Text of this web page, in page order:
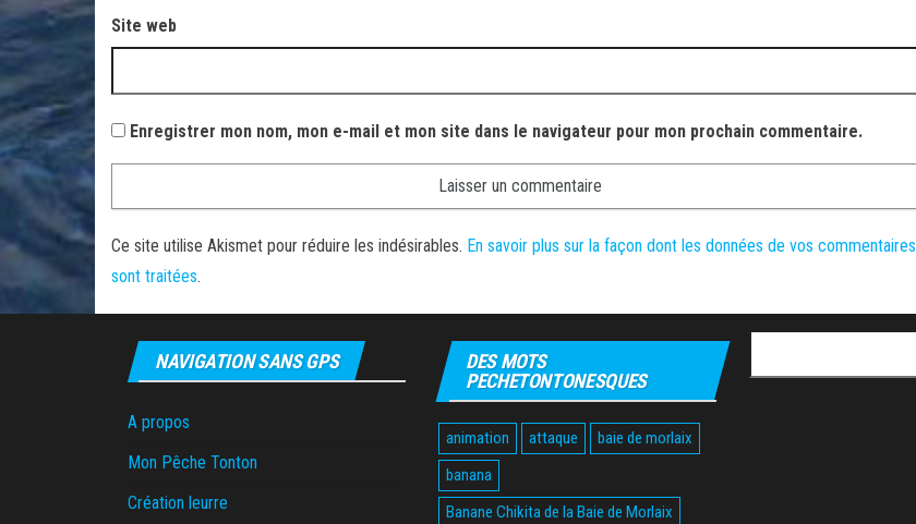
Site web
Enregistrer mon nom, mon e-mail et mon site dans le navigateur pour mon prochain commentaire.
Ce site utilise Akismet pour réduire les indésirables. En savoir plus sur la façon dont les données de vos commentaires
sont traitées.
NAVIGATION SANS GPS
A propos
Mon Pêche Tonton
Création leurre
DES MOTS
PECHETONTONESQUES
animation attaque
baie de morlaix
banana
Banane Chikita de la Baie de Morlaix